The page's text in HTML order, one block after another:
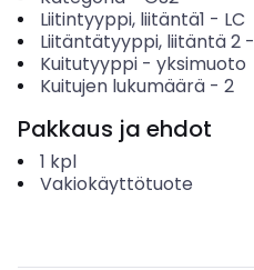
Liitintyyppi, liitäntä1 - LC
Liitäntätyyppi, liitäntä 2-
Kuitutyyppi- yksimuoto
Kuitujen lukumäärä- 2
Pakkaus ja ehdot
1 kpl
Vakiokäyttötuote